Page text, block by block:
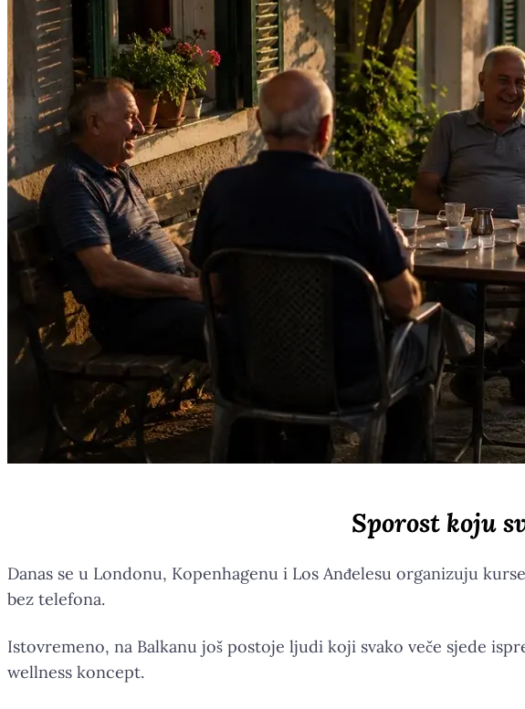
Sporost koju
Danas se u Londonu, Kopenhagenu i Los Anđelesu organizuju
bez telefona.
Istovremeno, na Balkanu još postoje ljudi koji svako veče sjede
wellness koncept.